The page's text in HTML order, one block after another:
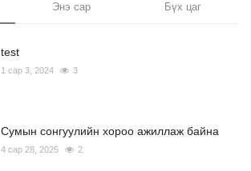
Энэ сар Бүх цаг
test
1 сар 3, 2024 3
Сумын сонгуулийн хороо ажиллаж байна
4 сар 28, 2025 2